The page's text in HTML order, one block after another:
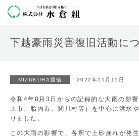
下越豪雨災害復旧活動に
MIZUKURA通信 2022年11月15日
令和4年8月3日からの記録的な大雨の影
上市、胎内市、関川村等）を中心に洪水
りました。
この大雨の影響で、各所で土砂崩れが発